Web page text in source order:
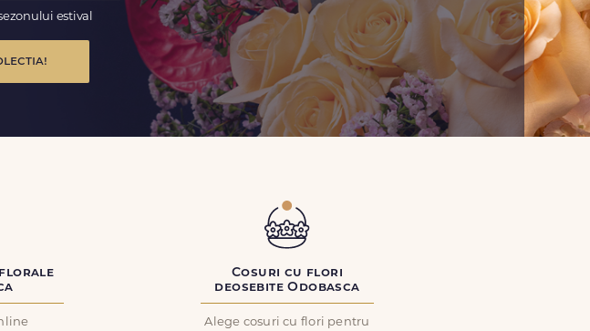
estival
florale
Cosuri cu flori
deosebite Odobasca
Alege cosuri cu flori pentru